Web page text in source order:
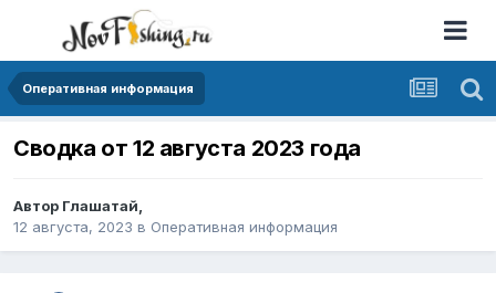
Оперативная информация
Сводка от 12 августа 2023 года
Автор Глашатай,
12 августа, 2023 в Оперативная информация